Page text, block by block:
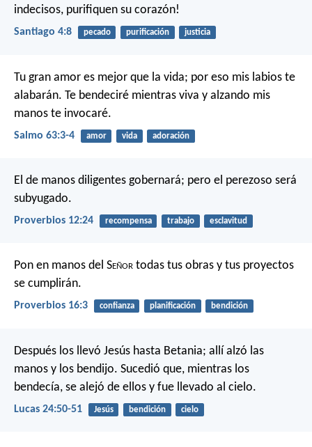
indecisos, purifiquen su corazón!
Santiago 4:8 pecado purificación justicia
Tu gran amor es mejor que la vida; por eso mis labios te
alabarán. Te bendeciré mientras viva y alzando mis
manos te invocaré.
Salmo 63:3-4 amor vida adoración
El de manos diligentes gobernará; pero el perezoso será
subyugado.
Proverbios 12:24 recompensa trabajo esclavitud
Pon en manos del Señor todas tus obras y tus proyectos
se cumplirán.
Proverbios 16:3 confianza planificación bendición
Después los llevó Jesús hasta Betania; allí alzó las
manos y los bendijo. Sucedió que, mientras los
bendecía, se alejó de ellos y fue llevado al cielo.
Lucas 24:50-51 Jesús bendición cielo